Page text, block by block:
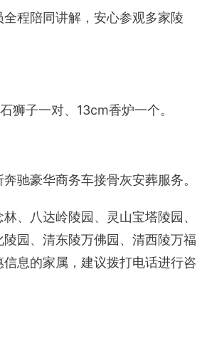
程陪同讲解，安心参观多家陵
狮子一对、13cm香炉一个。
驰豪华商务车接骨灰安葬服务。
、八达岭陵园、灵山宝塔陵园、
园、清东陵万佛园、清西陵万福
息的家属，建议拨打电话进行咨